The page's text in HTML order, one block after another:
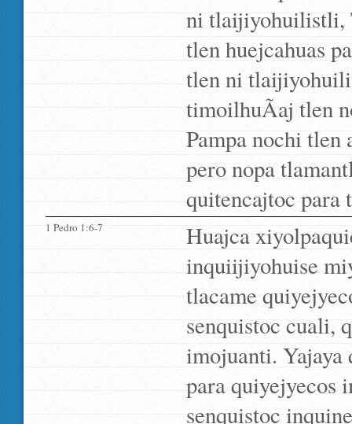
ni tlaijiyohuilistli,
tlen huejcahuas
tlen ni
timoilhuÃ­aj tlen
Pampa nochi
pero nopa
quitencajtoc para
1 Pedro 1:6-7
Huajca
inquiijiyohuise
tlacame
senquistoc cuali,
imojuanti.
para quiyejyecos
senquistoc